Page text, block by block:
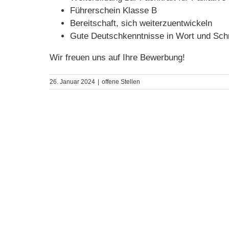
Führerschein Klasse B
Bereitschaft, sich weiterzuentwickeln
Gute Deutschkenntnisse in Wort und
Wir freuen uns auf Ihre Bewerbung!
26. Januar 2024 | offene Stellen